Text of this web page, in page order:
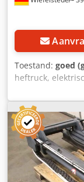
Toestand: goed
heftruck,
Linde,
kg -Hefhoogte:
vorken: 1.250
10.270 u -Accu:
lader Varta 80 V
555/520/H690
2.030/1.150/
Gewicht: 2.890 kg